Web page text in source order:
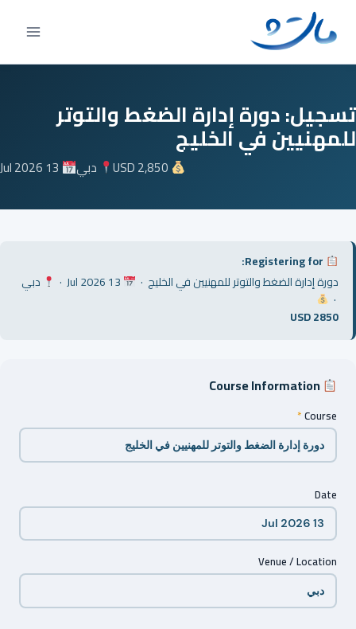
content
تسجيل: دورة إدارة الضغط والتوتر
للمهنيين في الخليج
دبي
دورة إدارة الضغط والتوتر للمهنيين في الخليج ·
دبي
·
USD 2850
Course Information
Course
*
Date
Venue / Location